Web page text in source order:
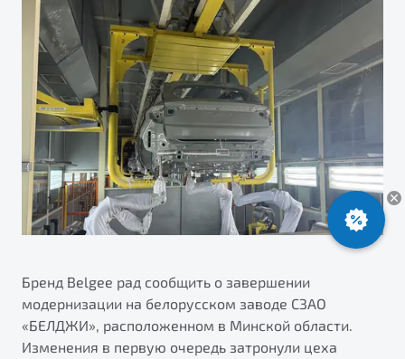
Яркий кроссовер
от 2 219 990 ₽*
Обзор В наличии
S50
Автокредит
Трейд-ин
Страхование
Расчет КАСКО
ПОДДЕРЖКА
Гарантия Belgee
Клиентская поддержка
Помощь на дорогах
Belgee Линк
Belgee Клуб
Belgee Плюс
О дилерском центре
Правовая информация
Бренд Belgee рад сообщить о завершении
модернизации на белорусском заводе СЗАО
«БЕЛДЖИ», расположенном в Минской области.
Изменения в первую очередь затронули цеха